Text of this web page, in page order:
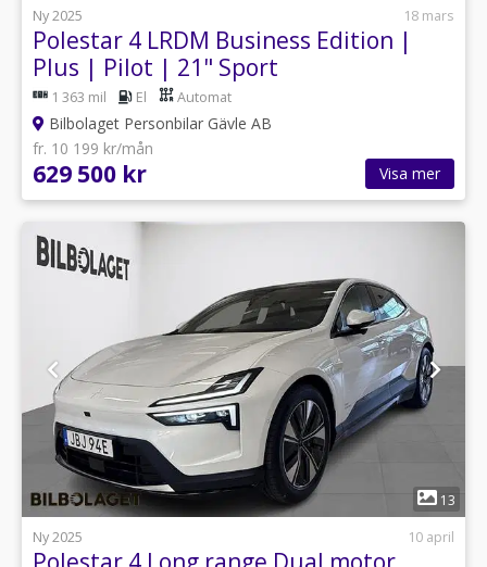
Ny 2025
18 mars
Polestar 4 LRDM Business Edition |
Plus | Pilot | 21" Sport
1 363 mil El Automat
Bilbolaget Personbilar Gävle AB
fr. 10 199 kr/mån
629 500 kr Visa mer
1
13
Ny 2025
10 april